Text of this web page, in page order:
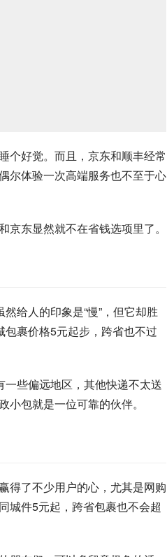
个好觉。而且，京东和顺丰经常
尔体验一次高端服务也不至于心
京东显然就不在省钱选项里了。
给人的印象是“慢”，但它却胜
包裹价格5元起步，跨省也不过
一些偏远地区，其他快递不太送
包就是一位可靠的伙伴。
得了不少用户的心，尤其是网购
城件5元起，跨省包裹也不会超